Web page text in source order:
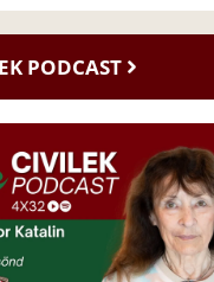
PODCAST